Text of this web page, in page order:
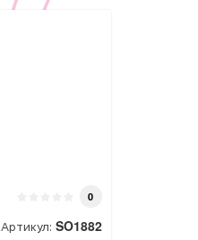
0
Артикул: SO1882